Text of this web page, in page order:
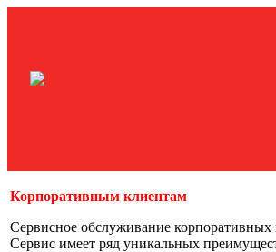
Корпоративным клиентам
Сервисное обслуживание
Сервис имеет ряд уникальных